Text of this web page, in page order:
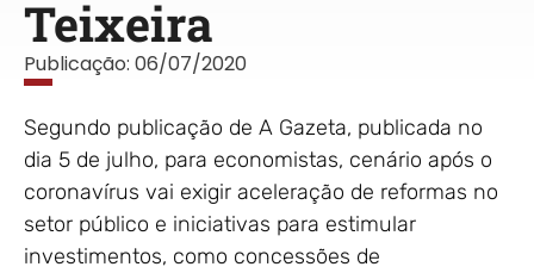
Teixeira
Publicação: 06/07/2020
Segundo publicação de A Gazeta, publicada no
dia 5 de julho, para economistas, cenário após o
coronavírus vai exigir aceleração de reformas no
setor público e iniciativas para estimular
investimentos, como concessões de